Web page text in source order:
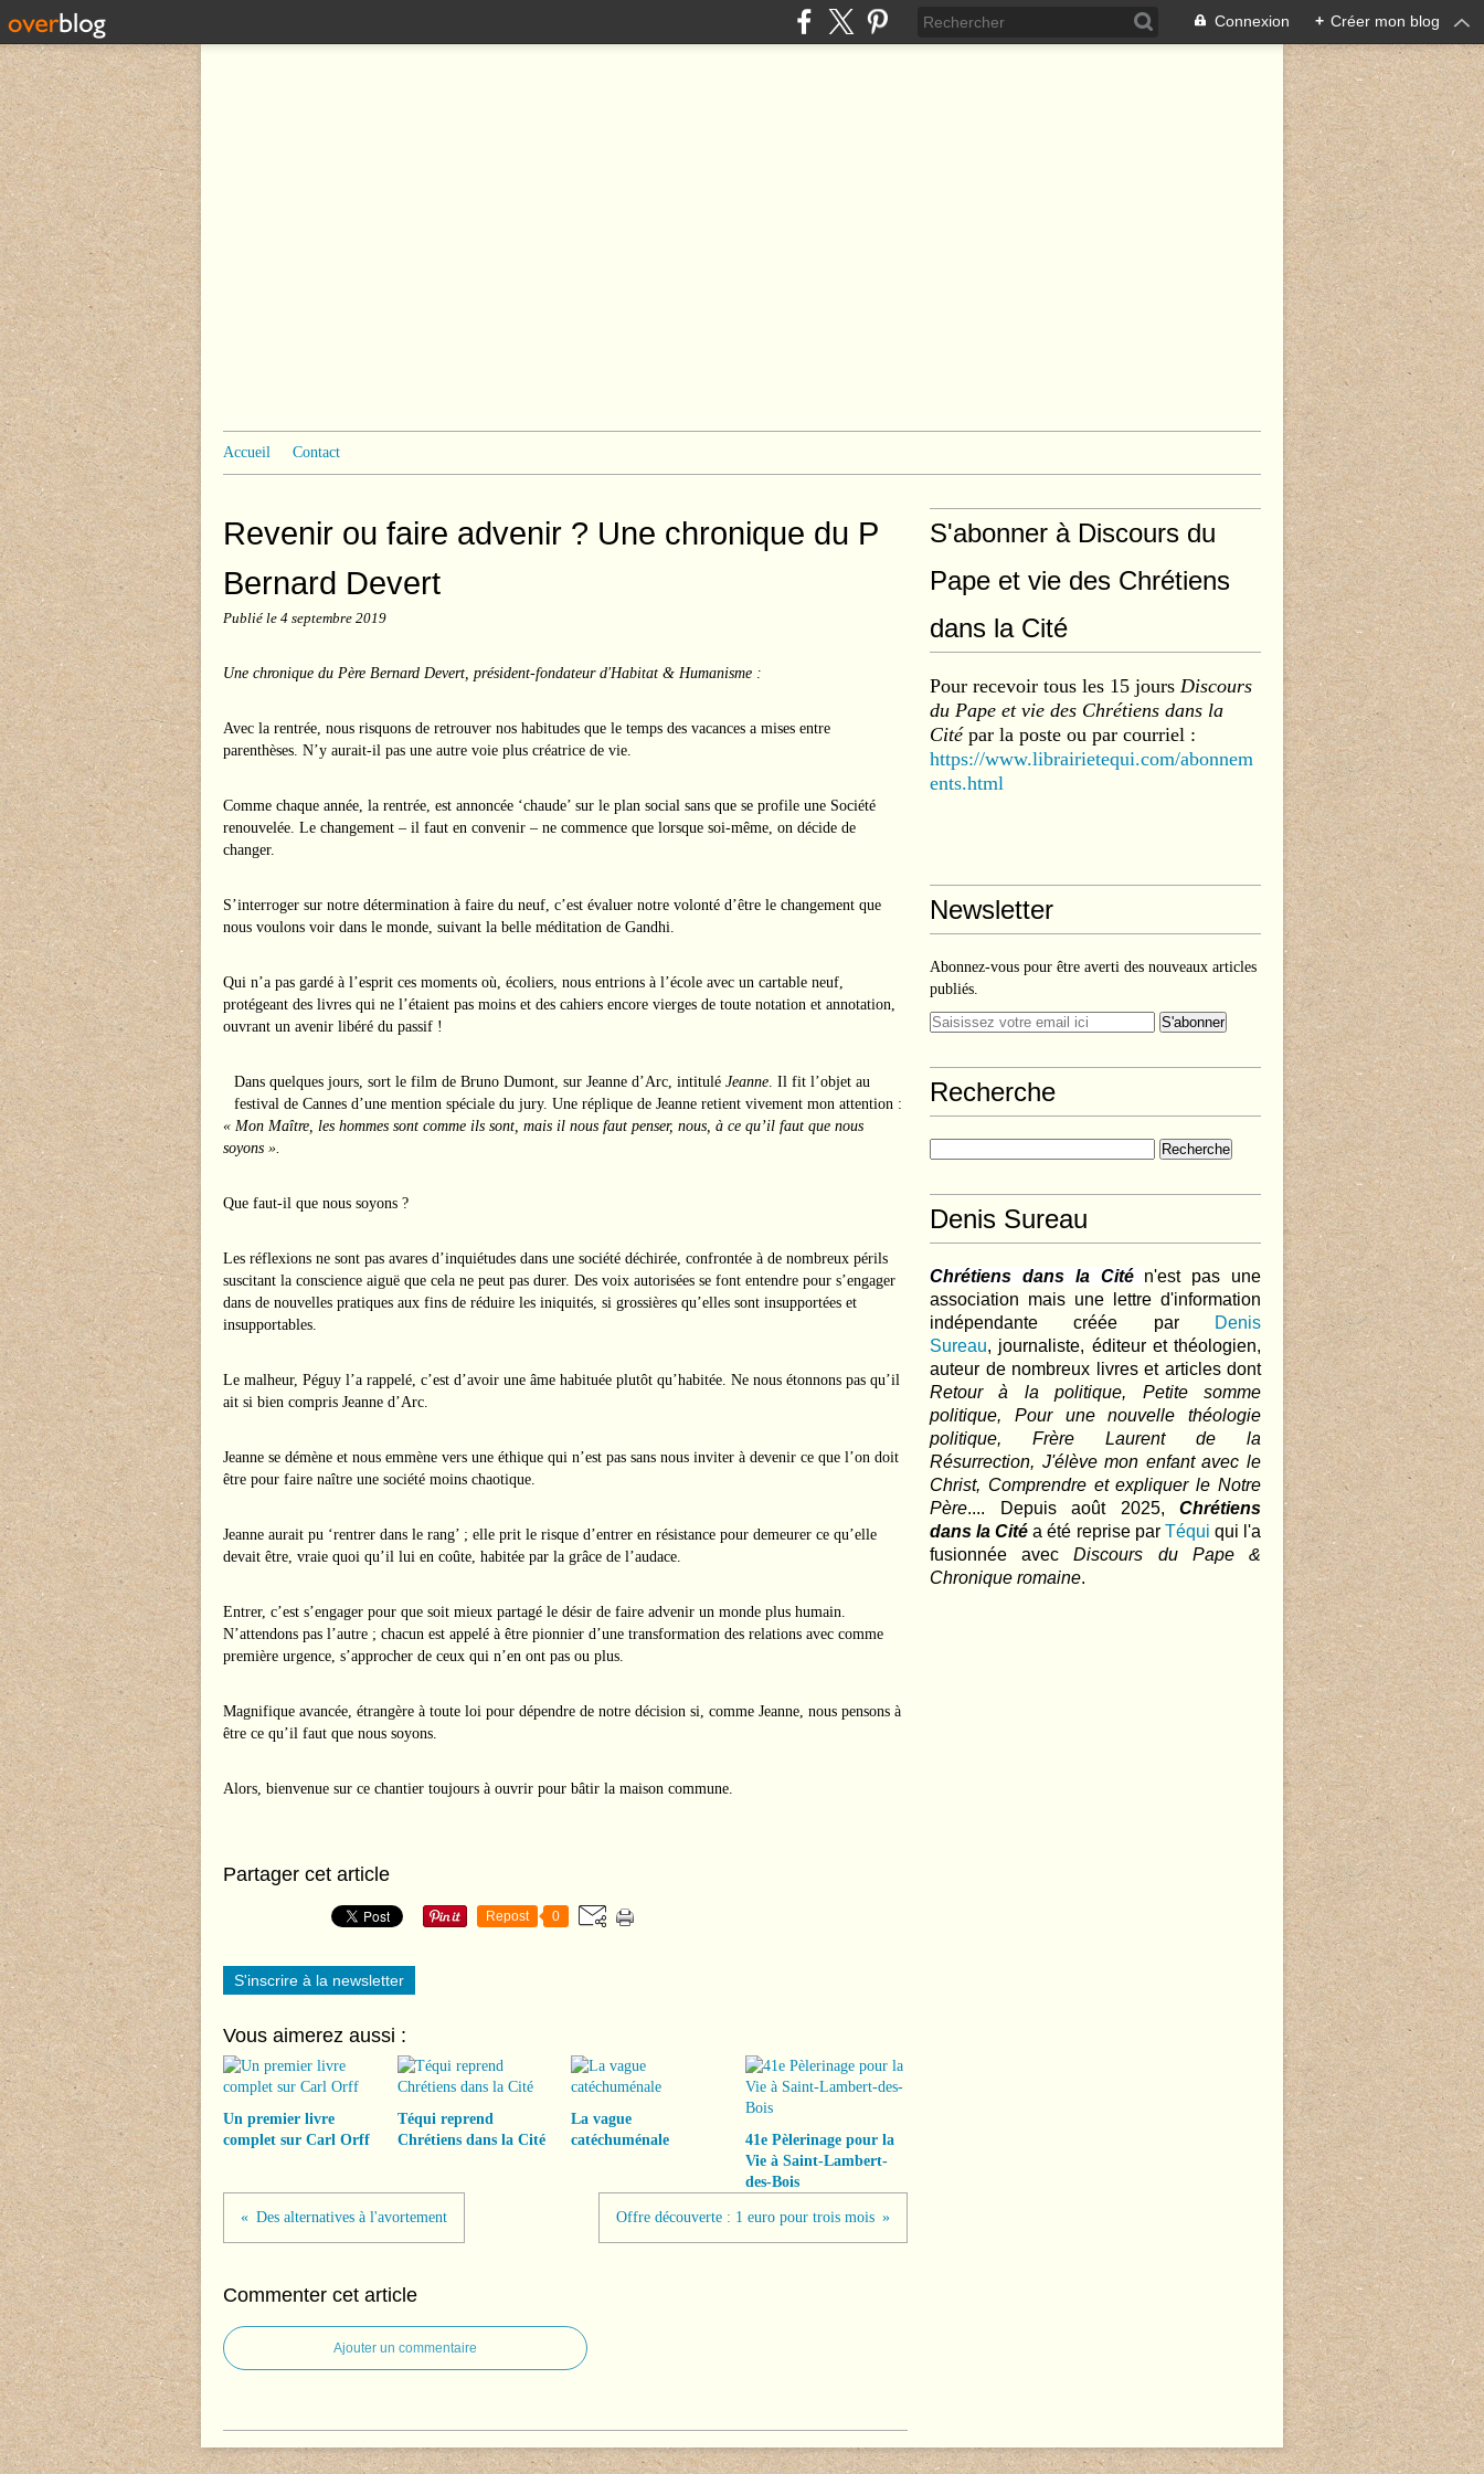
Connexion + Créer mon blog
Accueil Contact
Revenir ou faire advenir ? Une chronique du P
Bernard Devert
Publié le 4 septembre 2019
Une chronique du Père Bernard Devert, président-fondateur d'Habitat & Humanisme :
Avec la rentrée, nous risquons de retrouver nos habitudes que le temps des vacances a mises entre
parenthèses. N’y aurait-il pas une autre voie plus créatrice de vie.
Comme chaque année, la rentrée, est annoncée ‘chaude’ sur le plan social sans que se profile une Société
renouvelée. Le changement – il faut en convenir – ne commence que lorsque soi-même, on décide de
changer.
S’interroger sur notre détermination à faire du neuf, c’est évaluer notre volonté d’être le changement que
nous voulons voir dans le monde, suivant la belle méditation de Gandhi.
Qui n’a pas gardé à l’esprit ces moments où, écoliers, nous entrions à l’école avec un cartable neuf,
protégeant des livres qui ne l’étaient pas moins et des cahiers encore vierges de toute notation et annotation,
ouvrant un avenir libéré du passif !
Dans quelques jours, sort le film de Bruno Dumont, sur Jeanne d’Arc, intitulé Jeanne. Il fit l’objet au
festival de Cannes d’une mention spéciale du jury. Une réplique de Jeanne retient vivement mon attention :
« Mon Maître, les hommes sont comme ils sont, mais il nous faut penser, nous, à ce qu’il faut que nous
soyons ».
Que faut-il que nous soyons ?
Les réflexions ne sont pas avares d’inquiétudes dans une société déchirée, confrontée à de nombreux périls
suscitant la conscience aiguë que cela ne peut pas durer. Des voix autorisées se font entendre pour s’engager
dans de nouvelles pratiques aux fins de réduire les iniquités, si grossières qu’elles sont insupportées et
insupportables.
Le malheur, Péguy l’a rappelé, c’est d’avoir une âme habituée plutôt qu’habitée. Ne nous étonnons pas qu’il
ait si bien compris Jeanne d’Arc.
Jeanne se démène et nous emmène vers une éthique qui n’est pas sans nous inviter à devenir ce que l’on doit
être pour faire naître une société moins chaotique.
Jeanne aurait pu ‘rentrer dans le rang’ ; elle prit le risque d’entrer en résistance pour demeurer ce qu’elle
devait être, vraie quoi qu’il lui en coûte, habitée par la grâce de l’audace.
Entrer, c’est s’engager pour que soit mieux partagé le désir de faire advenir un monde plus humain.
N’attendons pas l’autre ; chacun est appelé à être pionnier d’une transformation des relations avec comme
première urgence, s’approcher de ceux qui n’en ont pas ou plus.
Magnifique avancée, étrangère à toute loi pour dépendre de notre décision si, comme Jeanne, nous pensons à
être ce qu’il faut que nous soyons.
Alors, bienvenue sur ce chantier toujours à ouvrir pour bâtir la maison commune.
Partager cet article
Repost 0
S'inscrire à la newsletter
Vous aimerez aussi :
Un premier livre
complet sur Carl Orff
Téqui reprend
Chrétiens dans la Cité
La vague
catéchuménale
41e Pèlerinage pour la
Vie à Saint-Lambert-
des-Bois
Des alternatives à l'avortement Offre découverte : 1 euro pour trois mois
Commenter cet article
Ajouter un commentaire
S'abonner à Discours du
Pape et vie des Chrétiens
dans la Cité
Pour recevoir tous les 15 jours Discours
du Pape et vie des Chrétiens dans la
Citépar la poste ou par courriel :
https://www.librairietequi.com/abonnem
ents.html
Newsletter
Abonnez-vous pour être averti des nouveaux articles
publiés.
Recherche
Denis Sureau
Chrétiens dans la Cité
n'est pas une
association mais une lettre d'information
indépendante créée par
Denis
Sureau, journaliste, éditeur et théologien,
auteur de nombreux livres et articles dont
Retour à la politique, Petite somme
politique, Pour une nouvelle théologie
politique, Frère Laurent de la
Résurrection, J'élève mon enfant avec le
Christ, Comprendre et expliquer le Notre
Père.... Depuis août 2025, Chrétiens
dans la Cité a été reprise par Téqui qui l'a
fusionnée avecDiscours du Pape &
Chronique romaine.